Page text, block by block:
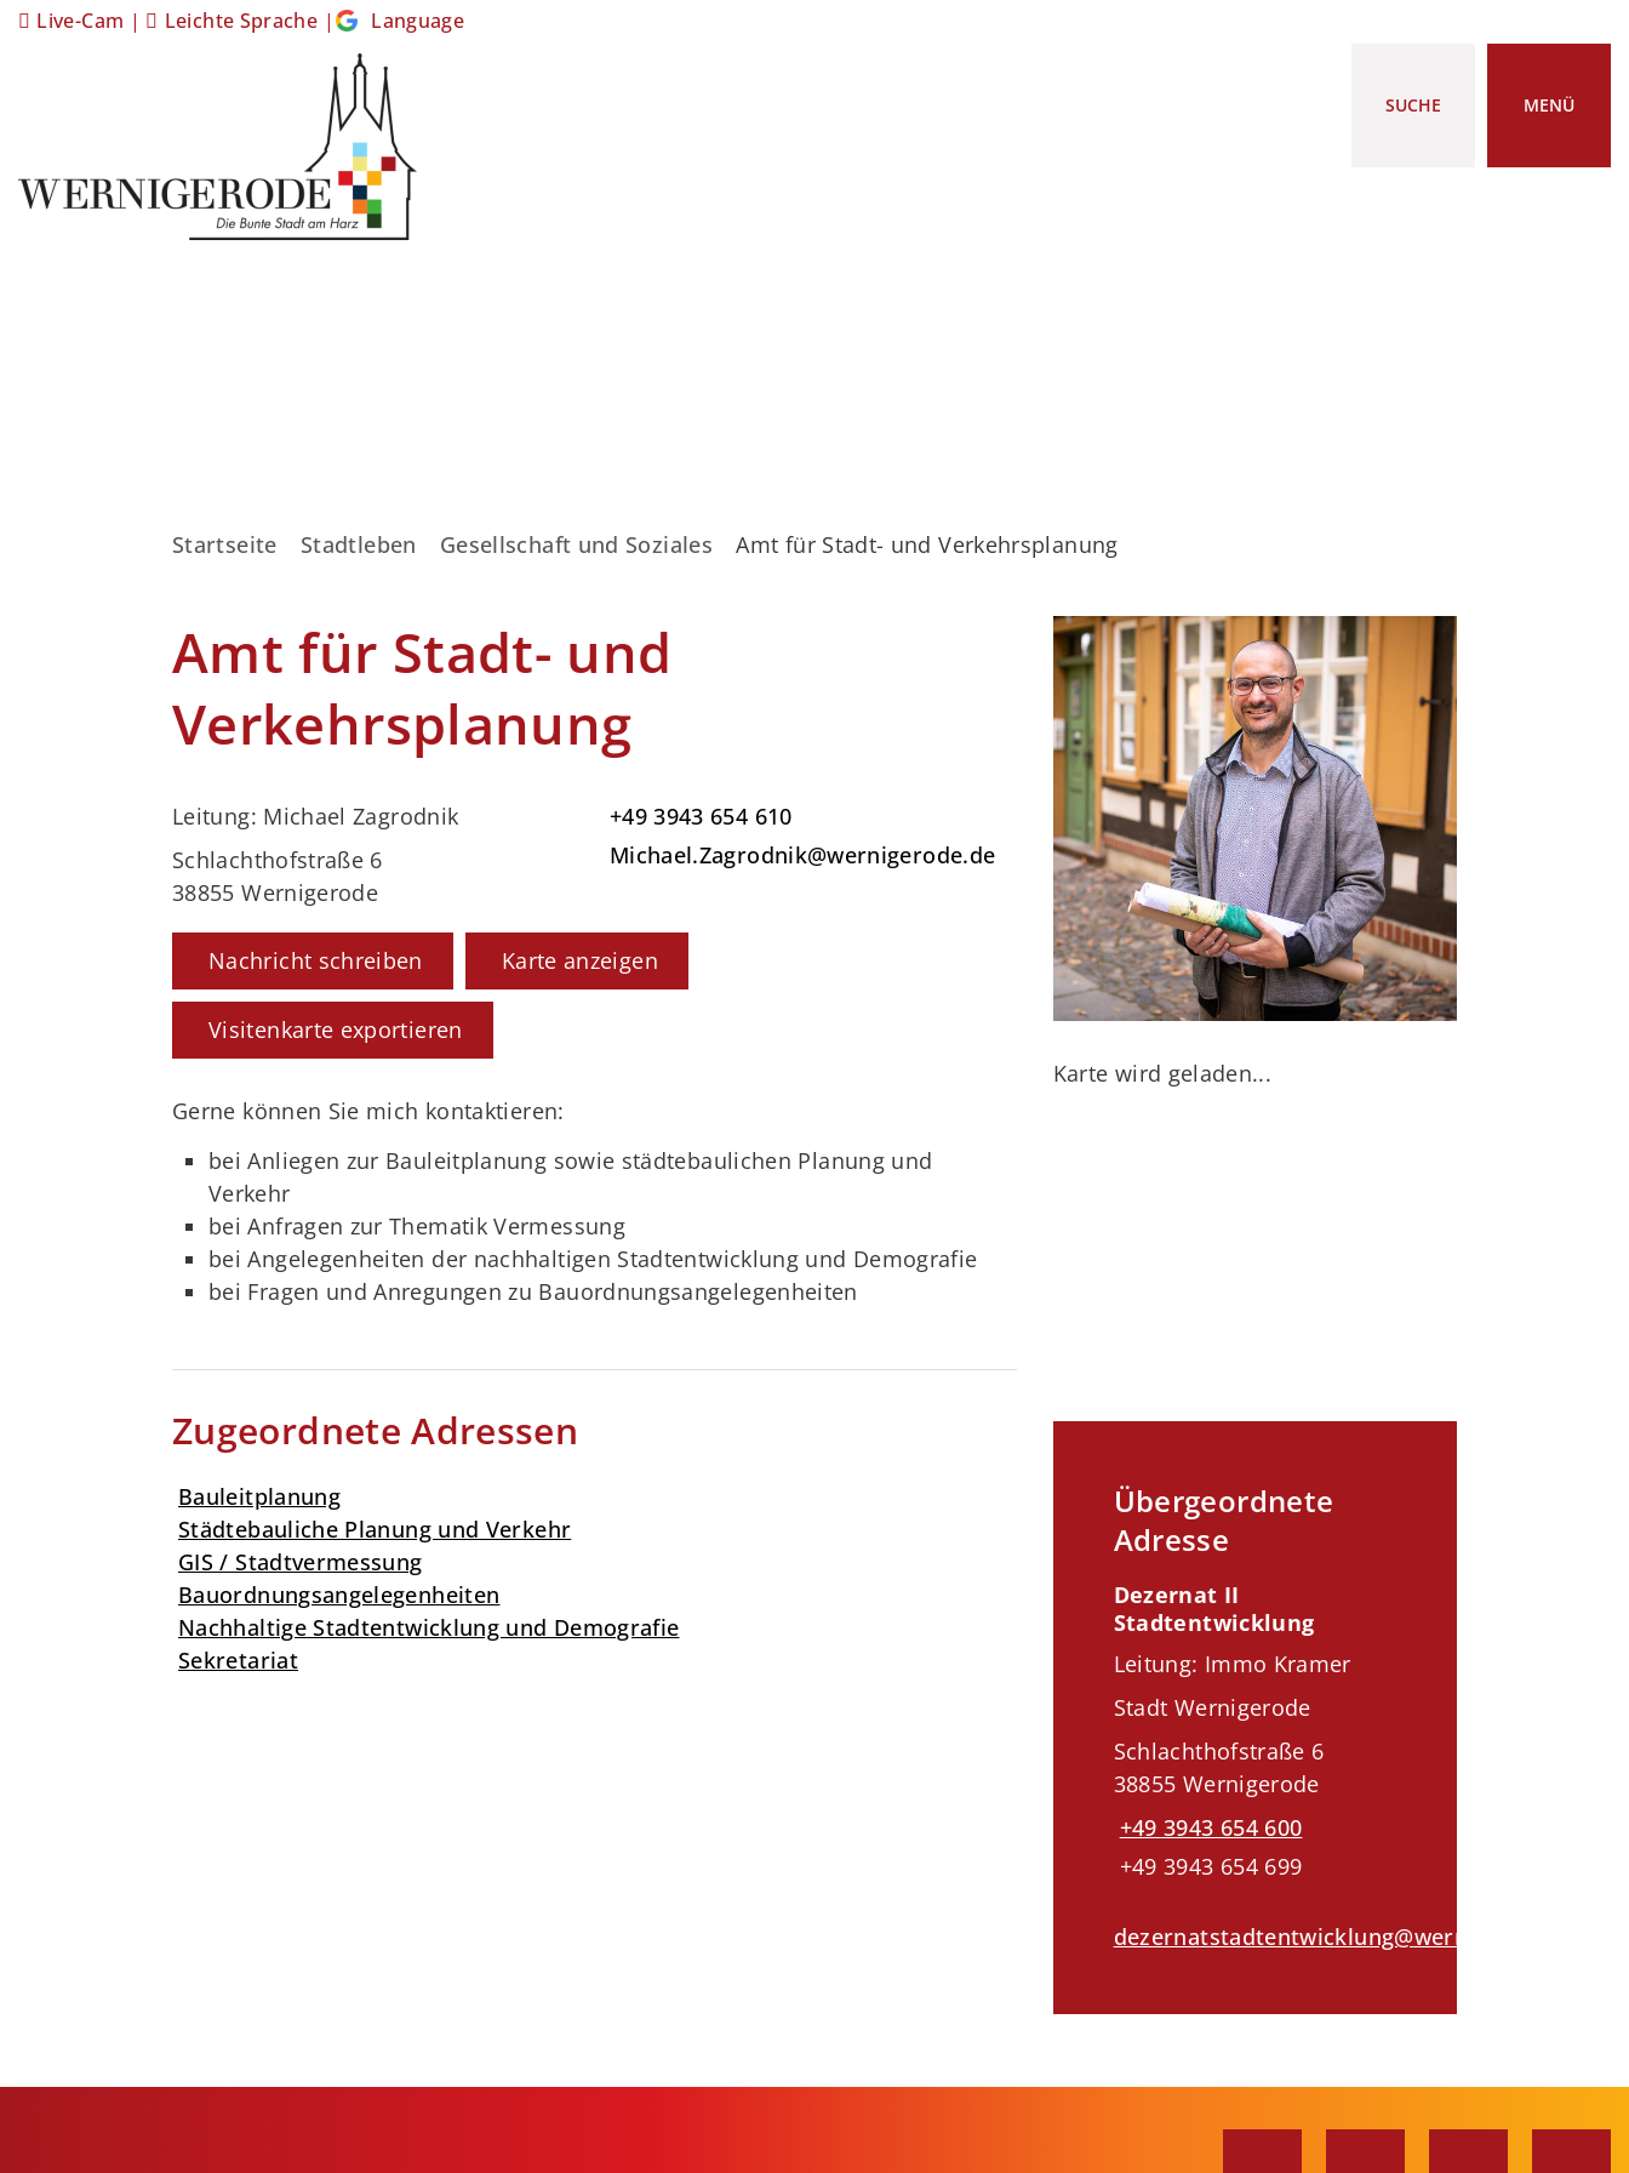
Live-Cam | Leichte Sprache | Language
SUCHE MENÜ
Startseite Stadtleben Gesellschaft und Soziales Amt für Stadt- und Verkehrsplanung
Amt für Stadt- und
Verkehrsplanung
Leitung: Michael Zagrodnik
Schlachthofstraße 6
38855 Wernigerode
+49 3943 654 610
Michael.Zagrodnik@wernigerode.de
Nachricht schreiben Karte anzeigen
Visitenkarte exportieren
Gerne können Sie mich kontaktieren:
bei Anliegen zur Bauleitplanung sowie städtebaulichen Planung und
Verkehr
bei Anfragen zur Thematik Vermessung
bei Angelegenheiten der nachhaltigen Stadtentwicklung und Demografie
bei Fragen und Anregungen zu Bauordnungsangelegenheiten
Zugeordnete Adressen
Bauleitplanung
Städtebauliche Planung und Verkehr
GIS / Stadtvermessung
Bauordnungsangelegenheiten
Nachhaltige Stadtentwicklung und Demografie
Sekretariat
Karte wird geladen...
Übergeordnete
Adresse
Dezernat II
Stadtentwicklung
Leitung: Immo Kramer
Stadt Wernigerode
Schlachthofstraße 6
38855 Wernigerode
+49 3943 654 600
+49 3943 654 699
dezernatstadtentwicklung@wernigerode.de